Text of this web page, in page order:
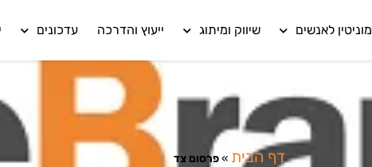
מוניטין לאנשים שיווק ומיתוג ייעוץ והדרכה עדכונים
דף הבית »פרסום צד